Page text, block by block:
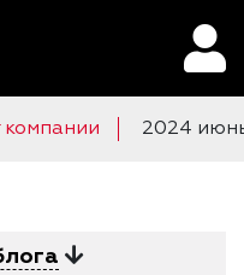
компании 2024